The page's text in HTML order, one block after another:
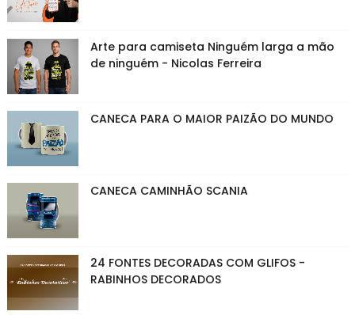
Arte para camiseta Ninguém larga a mão
de ninguém - Nicolas Ferreira
CANECA PARA O MAIOR PAIZÃO DO MUNDO
CANECA CAMINHÃO SCANIA
24 FONTES DECORADAS COM GLIFOS -
RABINHOS DECORADOS